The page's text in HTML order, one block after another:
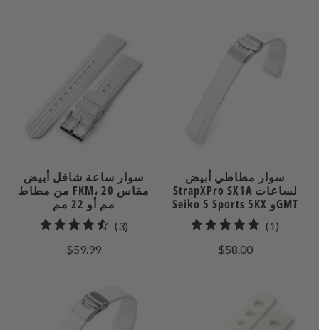
سوار ساعة شافل أبيض
من مطاط FKM، مقاس 20
مم أو 22 مم
(3)3
$59.99
سوار مطاطي أبيض
StrapXPro SX1A لساعات
Seiko 5 Sports 5KX وGMT
(1)
$58.00